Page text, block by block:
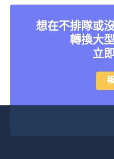
想在不排隊或
轉換大
立